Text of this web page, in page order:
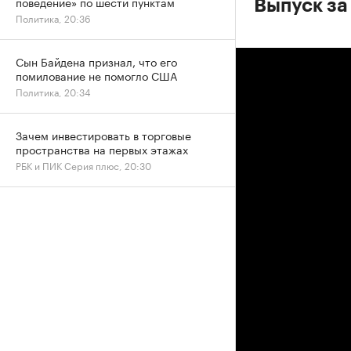
Выпуск
Политика, 20:36
Сын Байдена признал, что его
помилование не помогло США
Политика, 20:34
Зачем инвестировать в торговые
пространства на первых этажах
РБК и ПИК Серия плюс, 20:30